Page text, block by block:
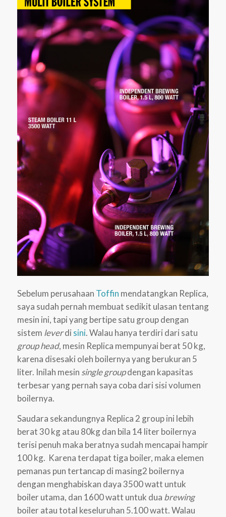
Sebelum perusahaan Toffin mendatangkan Replica,
saya sudah pernah membuat sedikit ulasan tentang
mesin ini, tapi yang bertipe satu group dengan
sistem leverdi sini. Walau hanya terdiri dari satu
group head, mesin Replica mempunyai berat 50 kg,
karena disesaki oleh boilernya yang berukuran 5
liter. Inilah mesin single groupdengan kapasitas
terbesar yang pernah saya coba dari sisi volumen
boilernya.
Saudara sekandungnya Replica 2 group ini lebih
berat 30 kg atau 80kg dan bila 14 liter boilernya
terisi penuh maka beratnya sudah mencapai hampir
100 kg. Karena terdapat tiga boiler, maka elemen
pemanas pun tertancap di masing2 boilernya
dengan menghabiskan daya 3500 watt untuk
boiler utama, dan 1600 watt untuk dua brewing
boiler atau total keseluruhan 5.100 watt. Walau